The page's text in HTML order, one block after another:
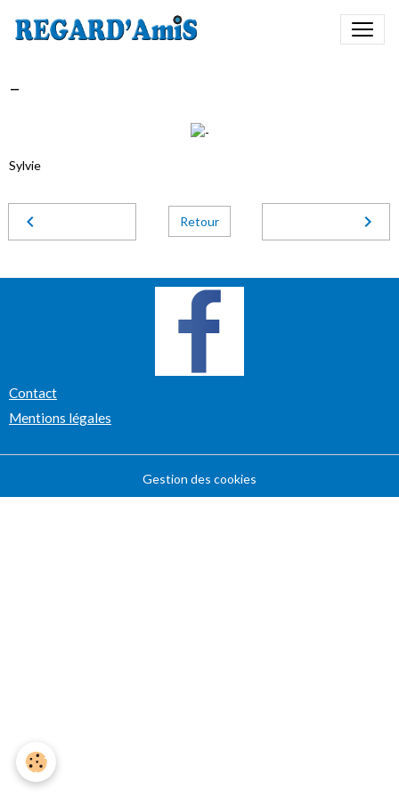
-
Sylvie
Retour
Contact
Mentions légales
Gestion des cookies